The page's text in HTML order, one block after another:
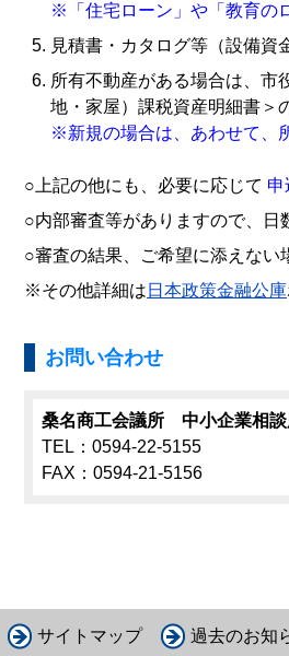
※「住宅ローン」や「教育の
見積書・カタログ等（設備資
所有不動産がある場合は、市
地・家屋）課税資産明細書＞
※新規の場合は、あわせて、
○上記の他にも、必要に応じて 申
○内部審査等がありますので、日
○審査の結果、ご希望に添えない
※その他詳細は 日本政策金融公庫
お問い合わせ
桑名商工会議所 中小企業相
TEL：0594-22-5155
FAX：0594-21-5156
サイトマップ 過去のお知